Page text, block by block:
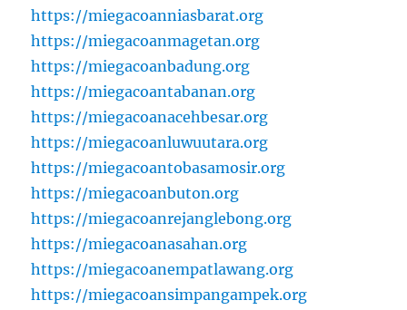
https://miegacoanniasbarat.org
https://miegacoanmagetan.org
https://miegacoanbadung.org
https://miegacoantabanan.org
https://miegacoanacehbesar.org
https://miegacoanluwuutara.org
https://miegacoantobasamosir.org
https://miegacoanbuton.org
https://miegacoanrejanglebong.org
https://miegacoanasahan.org
https://miegacoanempatlawang.org
https://miegacoansimpangampek.org